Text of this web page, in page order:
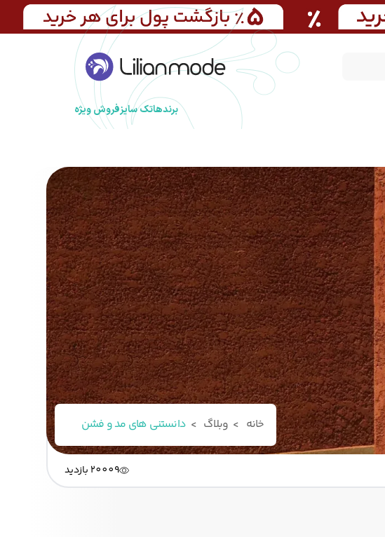
برندهاتک سایزفروش ویژه
خانه وبلاگ دانستنی های مد و فشن
20009 بازدید